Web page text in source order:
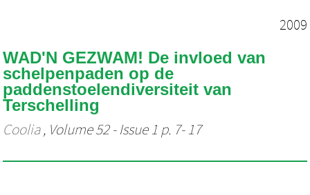
2009
WAD'N GEZWAM! De invloed van
schelpenpaden op de
paddenstoelendiversiteit van
Terschelling
Coolia, Volume 52 - Issue 1 p. 7- 17